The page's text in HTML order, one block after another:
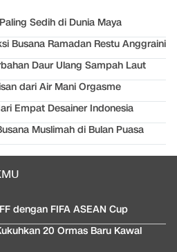
Sedih di Dunia Maya
Busana Ramadan Restu Anggraini
Daur Ulang Sampah Laut
dari Air Mani Orgasme
Empat Desainer Indonesia
Muslimah di Bulan Puasa
dengan FIFA ASEAN Cup
20 Ormas Baru Kawal